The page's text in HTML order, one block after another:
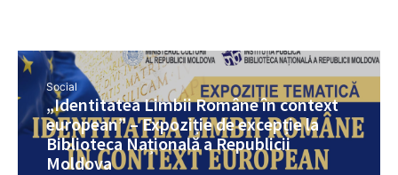
Social
„Identitatea Limbii Române în context
european” – Expoziție de excepție la
Biblioteca Națională a Republicii
Moldova